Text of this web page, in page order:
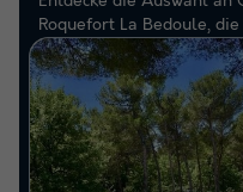
Roquefort La Bedoule,
bewertet wurden.